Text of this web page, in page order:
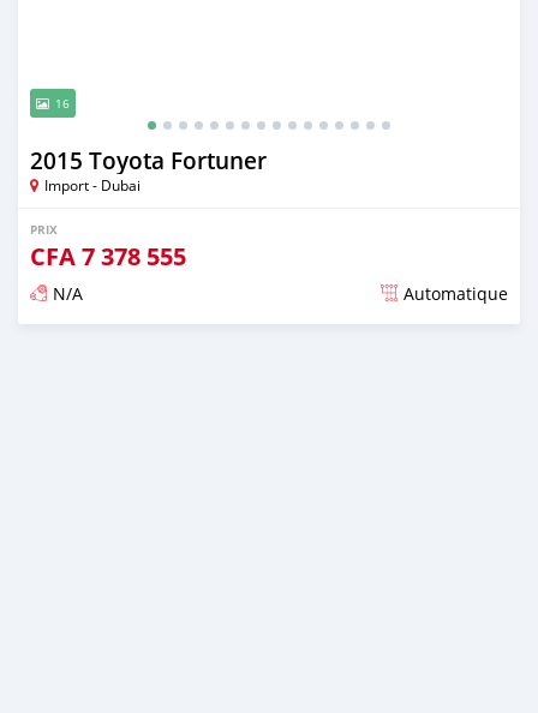
16
2015 Toyota Fortuner
Import - Dubai
PRIX
CFA7 378 555
N/A Automatique